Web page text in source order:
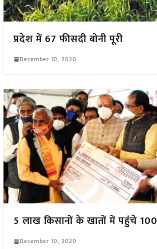
प्रदेश में 67 फीसदी बोनी पूरी
December 10, 2020
5 लाख किसानों के खातों में पहुंचे
December 10, 2020